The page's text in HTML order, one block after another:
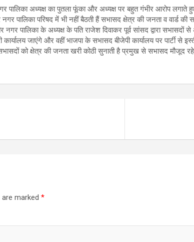
अध्यक्ष का पुतला फूंका और अध्यक्ष पर बहुत गंभीर आरोप लगाते
नगर पालिका परिषद में भी नहीं बैठती हैं सभासद क्षेत्र की जनता व
पालिका के अध्यक्ष के पति राजेश दिवाकर पूर्व सांसद द्वारा
जाएंगे और वहीं भाजपा के सभासद बीजेपी कार्यालय पर पार्टी
को क्षेत्र की जनता खरी कोठी सुनाती है प्रमुख से सभासद मौजूद
marked *